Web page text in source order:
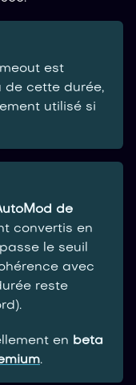
est
de cette durée,
utilisé si
de
convertis en
le seuil
avec
reste
en beta
.